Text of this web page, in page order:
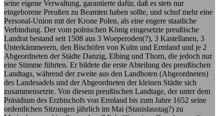
seine eigene Verwaltung, garantierte dafür, daß es stets nur
eingeborene Preußen zu Beamten haben sollte, und schuf mehr eine
Personal-Union mit der Krone Polen, als eine engere staatliche
Verbindung. Der vom polnischen König eingesetzte preußische
Landrat bestand seit 1508 aus 3 Woeperoden(?), 3 Kastellanen, 3
Unterkämmerern, den Bischöfen von Kulm und Ermland und je 2
Abgeordneten der Städte Danzig, Elbing und Thorn, die jedoch nur
eine Stimme führten. Er bildete die erste Abteilung des preußischen
Landtags, während der zweite aus den Landboten (Abgeordneten)
des Landesadels und der Abgeordneten der kleinen Städte sich
zusammensetzte. Von diesem preußischen Landtage, der unter dem
Präsidium des Erzbischofs von Ermland bis zum Jahre 1652 seine
ordentlichen Sitzungen jährlich im Mai (Stanislaustag?) zu